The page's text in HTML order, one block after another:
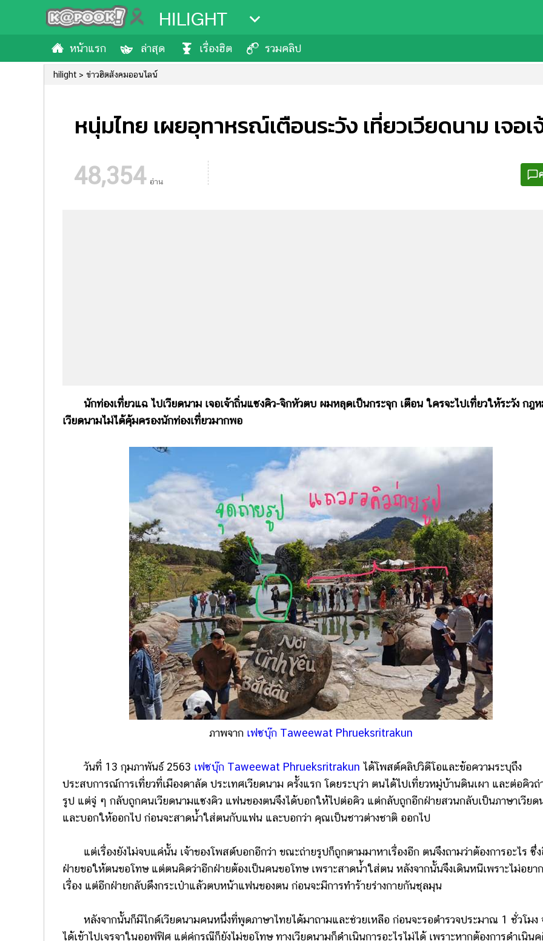
HILIGHT
หน้าแรก ล่าสุด เรื่องฮิต รวมคลิป
hilight ข่าวฮิตสังคมออนไลน์
หนุ่มไทย เผยอุทาหรณ์เตือนระวัง เที่ยวเวียดนาม เจ
48,354 อ่าน
นักท่องเที่ยวแฉ ไปเวียดนาม เจอเจ้าถิ่นแซงคิว-จิกหัวตบ ผมหลุดเป็นกระจุก เตือน ใครจะไปเที่ยวให้ระวัง กฎ
เวียดนามไม่ได้คุ้มครองนักท่องเที่ยวมากพอ
ภาพจาก เฟซบุ๊ก Taweewat Phrueksritrakun
วันที่ 13 กุมภาพันธ์ 2563 เฟซบุ๊ก Taweewat Phrueksritrakun ได้โพสต์คลิปวิดีโอและข้อความระบุถึง
ประสบการณ์การเที่ยวที่เมืองดาลัด ประเทศเวียดนาม ครั้งแรก โดยระบุว่า ตนได้ไปเที่ยวหมู่บ้านดินเผา และต่อคิวถ่
รูป แต่จู่ ๆ กลับถูกคนเวียดนามแซงคิว แฟนของตนจึงได้บอกให้ไปต่อคิว แต่กลับถูกอีกฝ่ายสวนกลับเป็นภาษาเวียด
และบอกให้ออกไป ก่อนจะสาดน้ำใส่ตนกับแฟน และบอกว่า คุณเป็นชาวต่างชาติ ออกไป
แต่เรื่องยังไม่จบแค่นั้น เจ้าของโพสต์บอกอีกว่า ขณะถ่ายรูปก็ถูกตามมาหาเรื่องอีก ตนจึงถามว่าต้องการอะไร ซึ่
ฝ่ายขอให้ตนขอโทษ แต่ตนคิดว่าอีกฝ่ายต้องเป็นคนขอโทษ เพราะสาดน้ำใส่ตน หลังจากนั้นจึงเดินหนีเพราะไม่อยา
เรื่อง แต่อีกฝ่ายกลับดึงกระเป๋าแล้วตบหน้าแฟนของตน ก่อนจะมีการทำร้ายร่างกายกันชุลมุน
หลังจากนั้นก็มีไกด์เวียดนามคนหนึ่งที่พูดภาษาไทยได้มาถามและช่วยเหลือ ก่อนจะรอตำรวจประมาณ 1 ชั่วโมง
ได้เข้าไปเจรจาในออฟฟิศ แต่คู่กรณีก็ยังไม่ขอโทษ ทางเวียดนามก็ดำเนินการอะไรไม่ได้ เพราะหากต้องการดำเนิน